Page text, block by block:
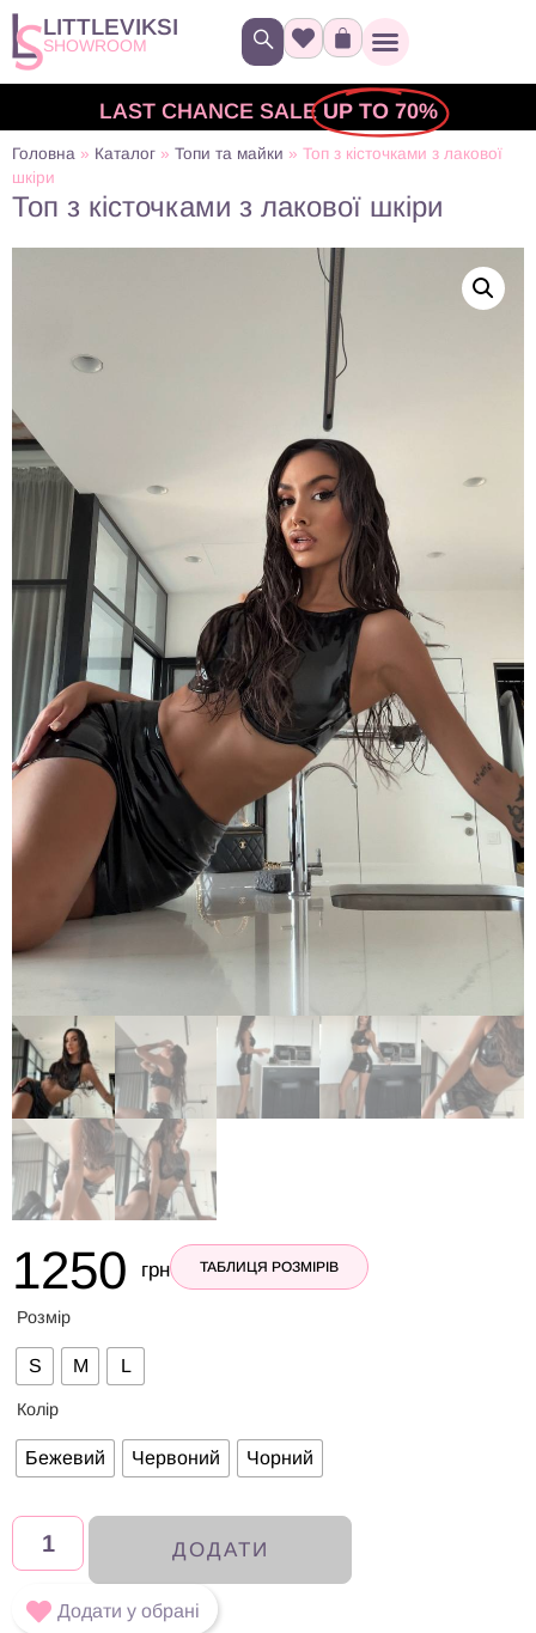
LITTLEVIKSI
SHOWROOM
LAST CHANCE SALE UP TO 70%
Головна » Каталог » Топи та майки » Топ з кісточками з лакової
шкіри
Топ з кісточками з лакової шкіри
1250 грн ТАБЛИЦЯ РОЗМІРІВ
Розмір
S M L
Колір
Бежевий Червоний Чорний
ДОДАТИ
Додати у обрані